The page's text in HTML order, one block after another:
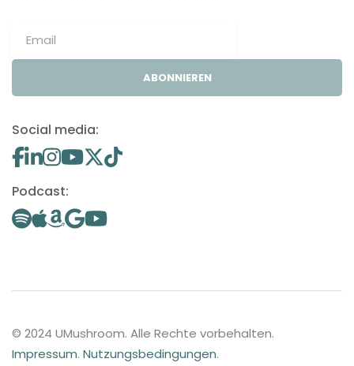
ABONNIEREN
Social media:
Podcast:
© 2024 UMushroom. Alle Rechte vorbehalten.
Impressum. Nutzungsbedingungen.